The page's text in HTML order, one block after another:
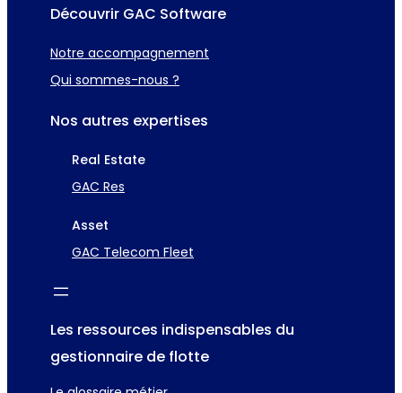
Découvrir GAC Software
Notre accompagnement
Qui sommes-nous ?
Nos autres expertises
Real Estate
GAC Res
Asset
GAC Telecom Fleet
Les ressources indispensables du
gestionnaire de flotte